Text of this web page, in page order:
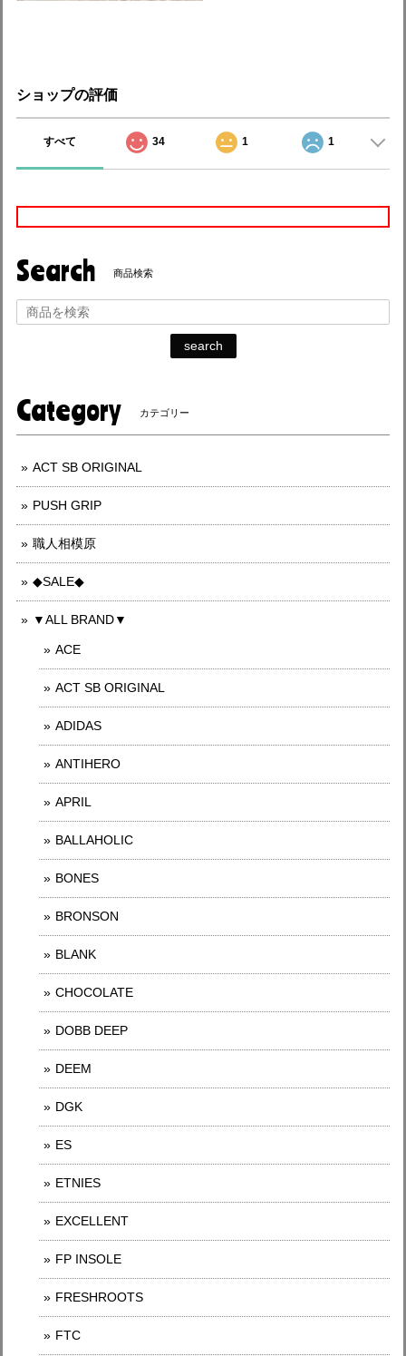
ショップの評価
すべて 34 1 1
Search 商品検索
search
Category カテゴリー
ACT SB ORIGINAL
PUSH GRIP
職人相模原
◆SALE◆
▼ALL BRAND▼
ACE
ACT SB ORIGINAL
ADIDAS
ANTIHERO
APRIL
BALLAHOLIC
BONES
BRONSON
BLANK
CHOCOLATE
DOBB DEEP
DEEM
DGK
ES
ETNIES
EXCELLENT
FP INSOLE
FRESHROOTS
FTC